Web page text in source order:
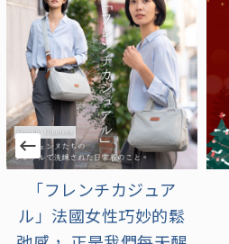
【日本官方】🎄聖誕的
橙色樂章🎶